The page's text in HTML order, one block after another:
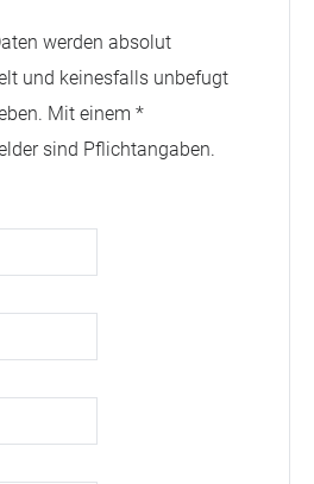
werden absolut
und keinesfalls unbefugt
Mit einem *
sind Pflichtangaben.